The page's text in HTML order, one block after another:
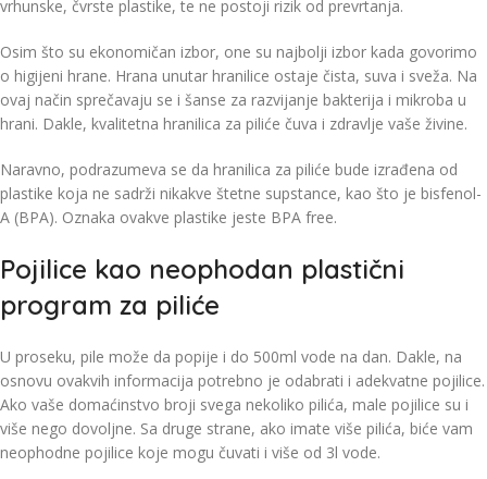
vrhunske, čvrste plastike, te ne postoji rizik od prevrtanja.
Osim što su ekonomičan izbor, one su najbolji izbor kada govorimo
o higijeni hrane. Hrana unutar hranilice ostaje čista, suva i sveža. Na
ovaj način sprečavaju se i šanse za razvijanje bakterija i mikroba u
hrani. Dakle, kvalitetna hranilica za piliće čuva i zdravlje vaše živine.
Naravno, podrazumeva se da hranilica za piliće bude izrađena od
plastike koja ne sadrži nikakve štetne supstance, kao što je bisfenol-
A (BPA). Oznaka ovakve plastike jeste BPA free.
Pojilice kao neophodan plastični
program za piliće
U proseku, pile može da popije i do 500ml vode na dan. Dakle, na
osnovu ovakvih informacija potrebno je odabrati i adekvatne pojilice.
Ako vaše domaćinstvo broji svega nekoliko pilića, male pojilice su i
više nego dovoljne. Sa druge strane, ako imate više pilića, biće vam
neophodne pojilice koje mogu čuvati i više od 3l vode.